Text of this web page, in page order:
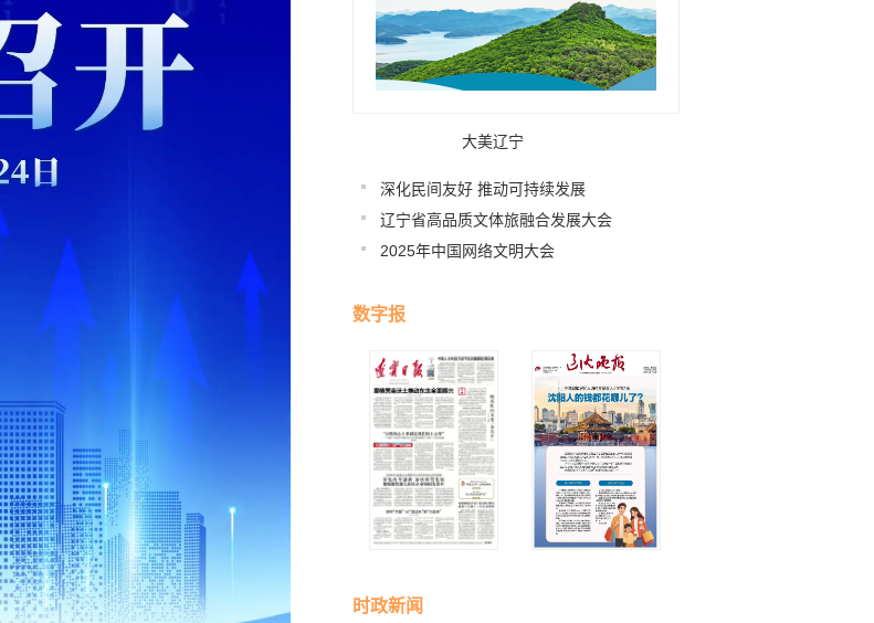
大美辽宁
深化民间友好 推动可持续发展
辽宁省高品质文体旅融合发展大会
2025年中国网络文明大会
数字报
时政新闻